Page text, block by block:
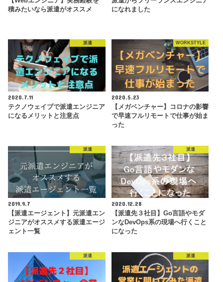
積みたいなら派遣がオススメ
になれました
派遣
2020.7.11
テクノウェイブで派遣エンジニア
になるメリットと注意点
WORKSTYLE
2020.5.23
【メガベンチャー】コロナの影響
で早速フルリモートで仕事が始ま
った
派遣
2019.9.7
【派遣エージェント】元派遣エン
ジニアがオススメする派遣エージ
ェント一覧
派遣
2020.12.28
【派遣先３社目】Go言語やモダ
ンなDevOps系の現場へ行くこと
になった
派遣 派遣